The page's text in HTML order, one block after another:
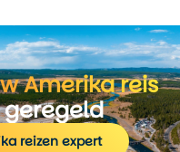
Amerika reis
reizen expert